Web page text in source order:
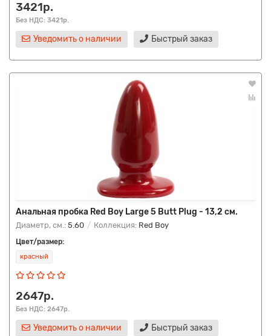
3421р.
Без НДС: 3421р.
Уведомить о наличии Быстрый заказ
Анальная пробка Red Boy Large 5 Butt Plug - 13,2 см.
Диаметр, см.: 5.60 Коллекция: Red Boy
Цвет/размер:
красный
2647р.
Без НДС: 2647р.
Уведомить о наличии Быстрый заказ